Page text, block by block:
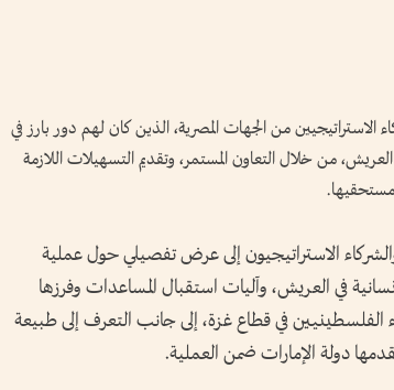
«الفارس الشهم 3» بالشركاء الاستراتيجيين من الجهات المصرية، الذين كان لهم دور بارز في
العريش، من خلال التعاون المستمر، وتقديم التسهيلات اللازمة
الاستراتيجيون إلى عرض تفصيلي حول عملية
الإنسانية في العريش، وآليات استقبال المساعدات وفرزها
الفلسطينيين في قطاع غزة، إلى جانب التعرف إلى طبيعة
دولة الإمارات ضمن العملية.